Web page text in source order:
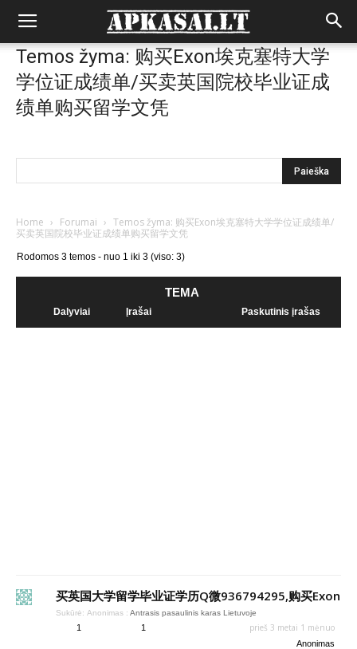
Temos žyma: 购买Exon埃克塞特大学
学位证成绩单/买卖英国院校毕业证成
绩单购买留学文凭
Home › Forumai › Temos žyma: 购买Exon埃克塞特大学学位证成绩单/
买卖英国院校毕业证成绩单购买留学文凭
Rodomos 3 temos - nuo 1 iki 3 (viso: 3)
TEMA
Dalyviai Įrašai Paskutinis įrašas
买英国大学留学毕业证学历Q微936794295,购买Exon
Sukūrė: Anonimas : Antrasis pasaulinis karas Lietuvoje
1 1 prieš 3 metai 1 mėnuo
Anonimas